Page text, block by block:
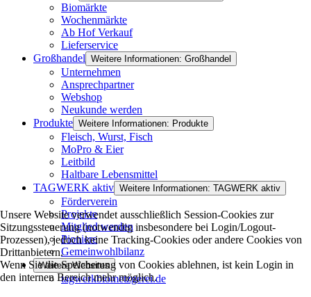
Biomärkte
Wochenmärkte
Ab Hof Verkauf
Lieferservice
Großhandel Weitere Informationen: Großhandel
Unternehmen
Ansprechpartner
Webshop
Neukunde werden
Produkte Weitere Informationen: Produkte
Fleisch, Wurst, Fisch
MoPro & Eier
Leitbild
Haltbare Lebensmittel
TAGWERK aktiv Weitere Informationen: TAGWERK aktiv
Förderverein
Projekte
Mitglied werden
Pioniere
Gemeinwohlbilanz
Weitere Websites
tagwerkbiometzgerei.de
Unsere Website verwendet ausschließlich Session-Cookies zur
Sitzungssteuerung (notwendig insbesondere bei Login/Logout-
Prozessen), jedoch keine Tracking-Cookies oder andere Cookies von
Drittanbietern.
Wenn Sie die Speicherung von Cookies ablehnen, ist kein Login in
den internen Bereich mehr möglich.